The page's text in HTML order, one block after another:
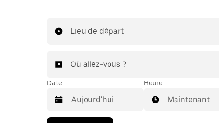
Lieu de départ
Où allez-vous ?
Date Heure
Maintenant